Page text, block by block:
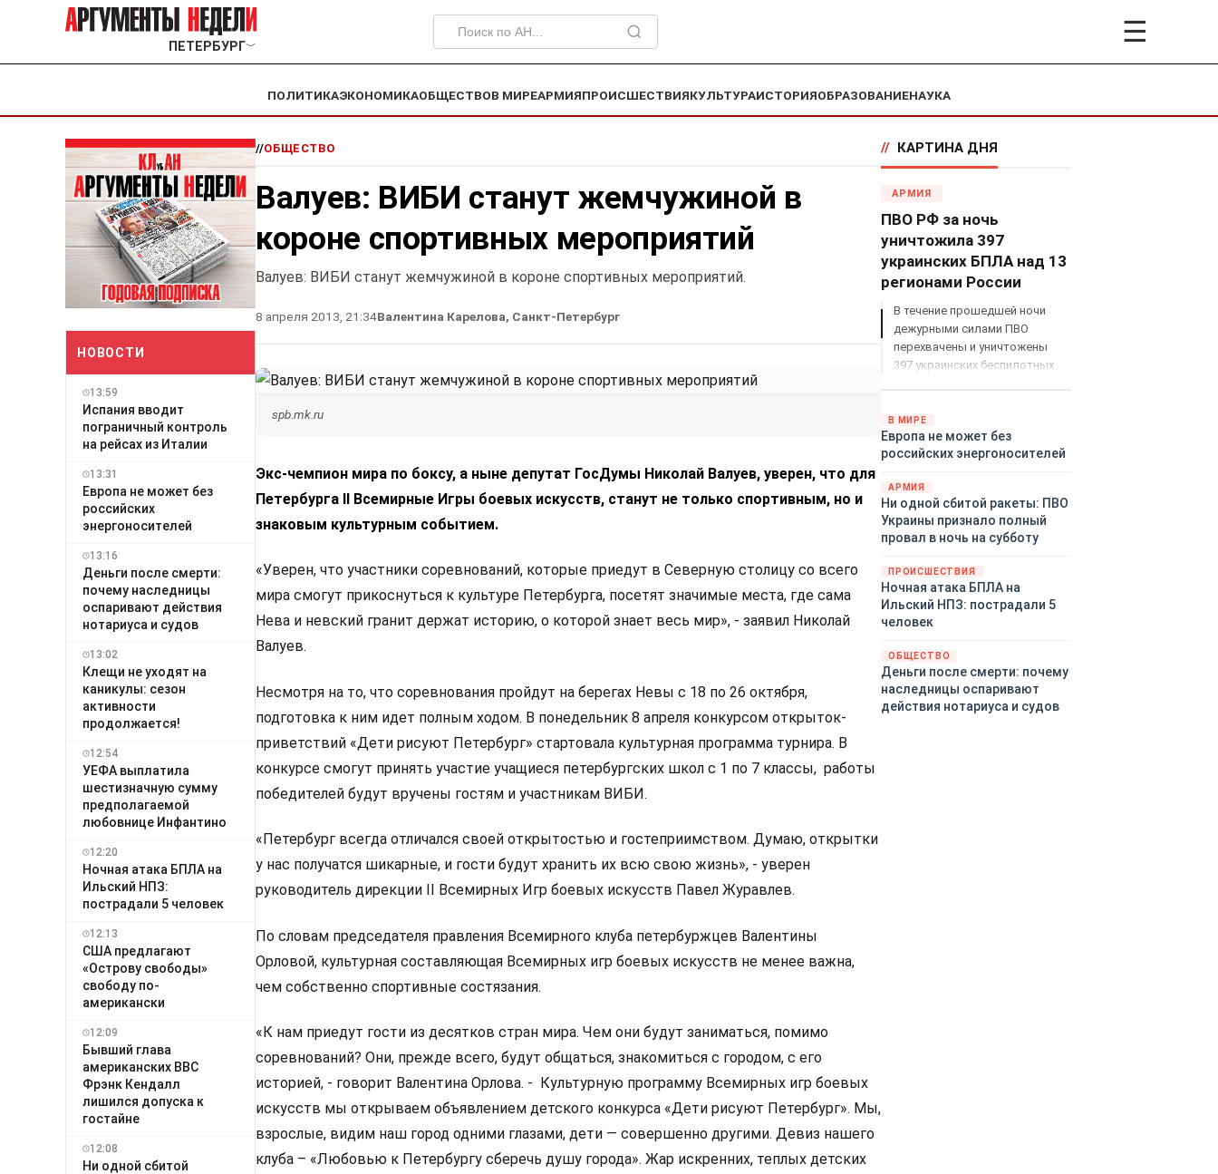
ПЕТЕРБУРГ﹀ ☰
ПОЛИТИКАЭКОНОМИКАОБЩЕСТВОВ МИРЕАРМИЯПРОИСШЕСТВИЯКУЛЬТУРАИСТОРИЯОБРАЗОВАНИЕНАУКА
НОВОСТИ
13:59
Испания вводит
пограничный контроль
на рейсах из Италии
13:31
Европа не может без
российских
энергоносителей
13:16
Деньги после смерти:
почему наследницы
оспаривают действия
нотариуса и судов
13:02
Клещи не уходят на
каникулы: сезон
активности
продолжается!
12:54
УЕФА выплатила
шестизначную сумму
предполагаемой
любовнице Инфантино
12:20
Ночная атака БПЛА на
Ильский НПЗ:
пострадали 5 человек
12:13
США предлагают
«Острову свободы»
свободу по-
американски
12:09
Бывший глава
американских ВВС
Фрэнк Кендалл
лишился допуска к
гостайне
12:08
Ни одной сбитой
//ОБЩЕСТВО
Валуев: ВИБИ станут жемчужиной в
короне спортивных мероприятий
Валуев: ВИБИ станут жемчужиной в короне спортивных мероприятий.
8 апреля 2013, 21:34Валентина Карелова, Санкт-Петербург
spb.mk.ru
Экс-чемпион мира по боксу, а ныне депутат ГосДумы Николай Валуев, уверен, что для
Петербурга II Всемирные Игры боевых искусств, станут не только спортивным, но и
знаковым культурным событием.
«Уверен, что участники соревнований, которые приедут в Северную столицу со всего
мира смогут прикоснуться к культуре Петербурга, посетят значимые места, где сама
Нева и невский гранит держат историю, о которой знает весь мир», - заявил Николай
Валуев.
Несмотря на то, что соревнования пройдут на берегах Невы с 18 по 26 октября,
подготовка к ним идет полным ходом. В понедельник 8 апреля конкурсом открыток-
приветствий «Дети рисуют Петербург» стартовала культурная программа турнира. В
конкурсе смогут принять участие учащиеся петербургских школ с 1 по 7 классы, работы
победителей будут вручены гостям и участникам ВИБИ.
«Петербург всегда отличался своей открытостью и гостеприимством. Думаю, открытки
у нас получатся шикарные, и гости будут хранить их всю свою жизнь», - уверен
руководитель дирекции II Всемирных Игр боевых искусств Павел Журавлев.
По словам председателя правления Всемирного клуба петербуржцев Валентины
Орловой, культурная составляющая Всемирных игр боевых искусств не менее важна,
чем собственно спортивные состязания.
«К нам приедут гости из десятков стран мира. Чем они будут заниматься, помимо
соревнований? Они, прежде всего, будут общаться, знакомиться с городом, с его
историей, - говорит Валентина Орлова. - Культурную программу Всемирных игр боевых
искусств мы открываем объявлением детского конкурса «Дети рисуют Петербург». Мы,
взрослые, видим наш город одними глазами, дети — совершенно другими. Девиз нашего
клуба – «Любовью к Петербургу сберечь душу города». Жар искренних, теплых детских
// КАРТИНА ДНЯ
АРМИЯ
ПВО РФ за ночь
уничтожила 397
украинских БПЛА над 13
регионами России
В течение прошедшей ночи
дежурными силами ПВО
перехвачены и уничтожены
397 украинских беспилотных
территориями Белгородской,
Брянской, Воронежской,
Курской, Липецкой,
Ростовской, Рязанской,
Самарской, Саратовской,
Тамбовской, Тульской
областей, Краснодарского
края, Республики Крым и над
акваторией Азовского моря.
В МИРЕ
Европа не может без
российских энергоносителей
АРМИЯ
Ни одной сбитой ракеты: ПВО
Украины признало полный
провал в ночь на субботу
ПРОИСШЕСТВИЯ
Ночная атака БПЛА на
Ильский НПЗ: пострадали 5
человек
ОБЩЕСТВО
Деньги после смерти: почему
наследницы оспаривают
действия нотариуса и судов